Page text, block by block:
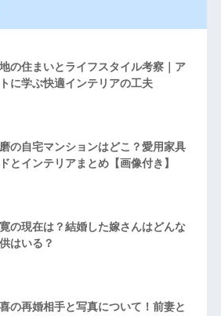
の住まいとライフスタイル考察｜ア
に学ぶ快適インテリアの工夫
の自宅マンションはどこ？愛用家具
とインテリアまとめ【画像付き】
の現在は？結婚した嫁さんはどんな
はいる？
の再婚相手と写真について！前妻と